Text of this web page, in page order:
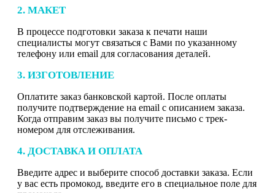
2. МАКЕТ
В процессе подготовки заказа к печати наши
специалисты могут связаться с Вами по указанному
телефону или email для согласования деталей.
3. ИЗГОТОВЛЕНИЕ
Оплатите заказ банковской картой. После оплаты
получите подтверждение на email с описанием заказа.
Когда отправим заказ вы получите письмо с трек-
номером для отслеживания.
4. ДОСТАВКА И ОПЛАТА
Введите адрес и выберите способ доставки заказа. Если
у вас есть промокод, введите его в специальное поле для